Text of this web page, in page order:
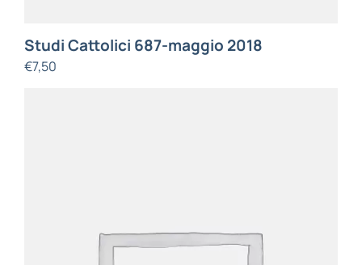
Studi Cattolici 687-maggio 2018
€7,50